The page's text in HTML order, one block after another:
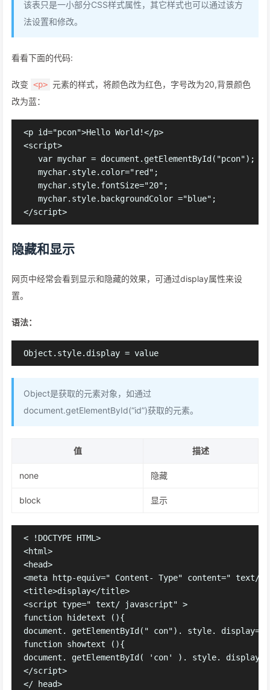
该表只是一小部分CSS样式属性，其它样式也可以通过该方
法设置和修改。
看看下面的代码:
改变 <p> 元素的样式，将颜色改为红色，字号改为20,背景颜色
改为蓝：
<p id="pcon">Hello World!</p>
<script>
   var mychar = document.getElementById("pcon");
   mychar.style.color="red";
   mychar.style.fontSize="20";
   mychar.style.backgroundColor ="blue";
隐藏和显示
网页中经常会看到显示和隐藏的效果，可通过display属性来设
置。
语法：
Object是获取的元素对象，如通过
document.getElementById(“id”)获取的元素。
值 描述
none 隐藏
block 显示
< !DOCTYPE HTML>
<html>
<head>
<meta http-equiv=" Content- Type" content=" text/
<title>display</title>
<script type=" text/ javascript" >
function hidetext (){
document. getElementById(" con"). style.
function showtext (){
document. getElementById( 'con' ). style.
</script>
</ head>